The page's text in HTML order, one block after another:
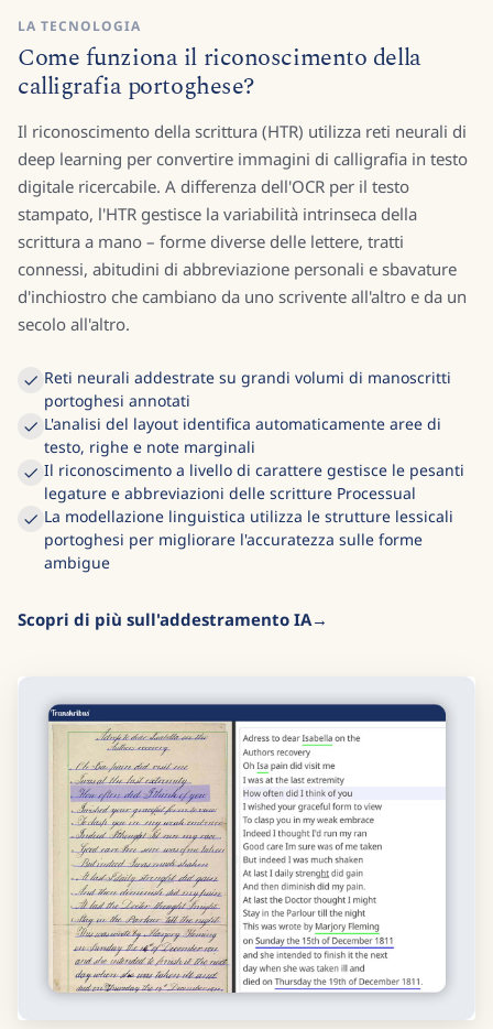
LA TECNOLOGIA
Come funziona il riconoscimento della
calligrafia portoghese?
Il riconoscimento della scrittura (HTR) utilizza reti neurali di
deep learning per convertire immagini di calligrafia in testo
digitale ricercabile. A differenza dell'OCR per il testo
stampato, l'HTR gestisce la variabilità intrinseca della
scrittura a mano – forme diverse delle lettere, tratti
connessi, abitudini di abbreviazione personali e sbavature
d'inchiostro che cambiano da uno scrivente all'altro e da un
secolo all'altro.
Reti neurali addestrate su grandi volumi di manoscritti
portoghesi annotati
L'analisi del layout identifica automaticamente aree di
testo, righe e note marginali
Il riconoscimento a livello di carattere gestisce le pesanti
legature e abbreviazioni delle scritture Processual
La modellazione linguistica utilizza le strutture lessicali
portoghesi per migliorare l'accuratezza sulle forme
ambigue
Scopri di più sull'addestramento IA